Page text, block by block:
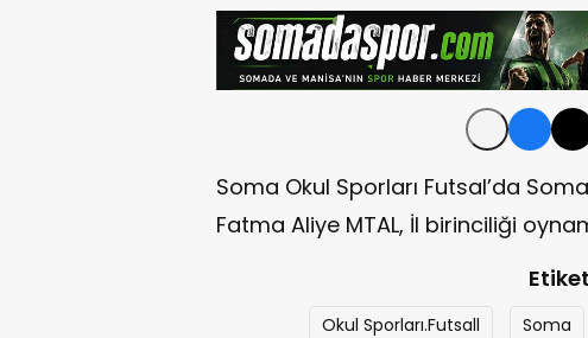
Soma Okul Sporları Futsal’da
Fatma Aliye MTAL, İl birinciliği
Okul Sporları.Futsall Soma